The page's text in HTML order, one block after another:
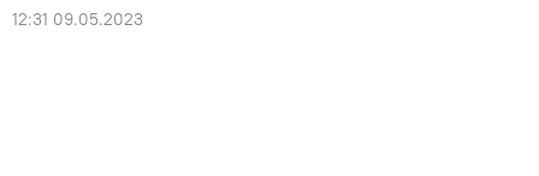
12:31 09.05.2023